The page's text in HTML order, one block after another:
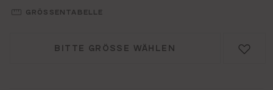
GRÖSSENTABELLE
BITTE GRÖSSE WÄHLEN